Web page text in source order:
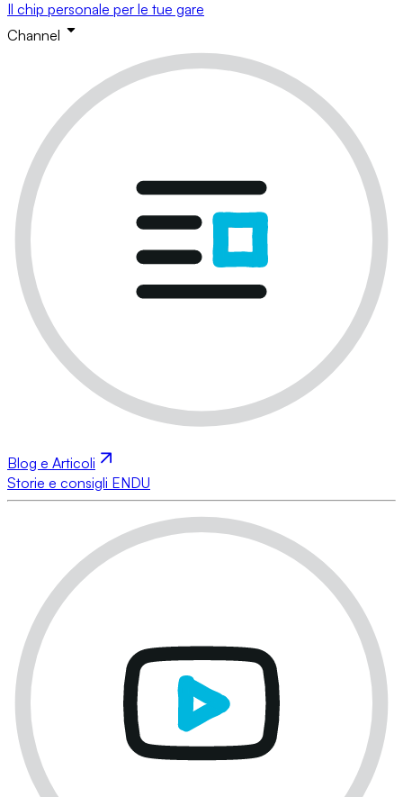
Il chip personale per le tue gare
Channel
Blog e Articoli
Storie e consigli ENDU